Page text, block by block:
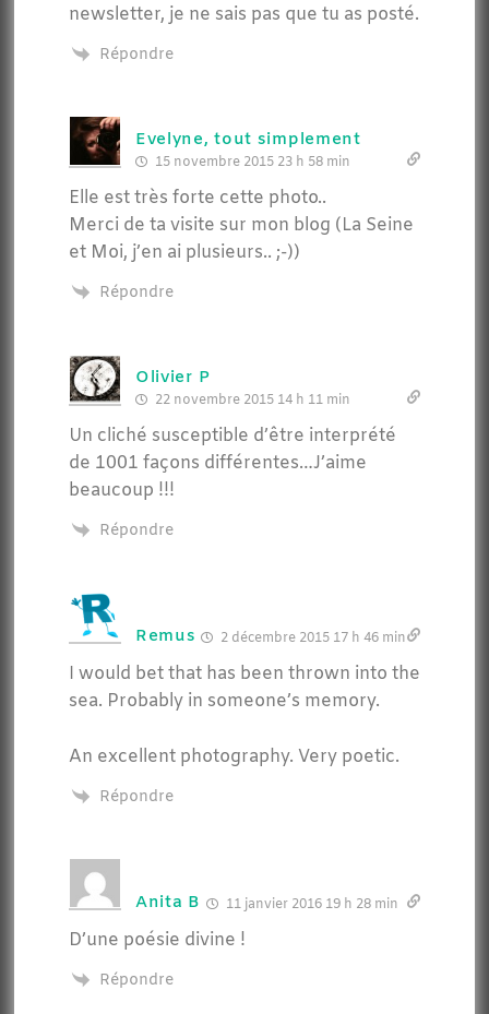
newsletter, je ne sais pas que tu as posté.
Répondre
Evelyne, tout simplement
15 novembre 2015 23 h 58 min
Elle est très forte cette photo..
Merci de ta visite sur mon blog (La Seine
et Moi, j’en ai plusieurs.. ;-))
Répondre
Olivier P
22 novembre 2015 14 h 11 min
Un cliché susceptible d’être interprété
de 1001 façons différentes…J’aime
beaucoup !!!
Répondre
Remus 2 décembre 2015 17 h 46 min
I would bet that has been thrown into the
sea. Probably in someone’s memory.
An excellent photography. Very poetic.
Répondre
Anita B 11 janvier 2016 19 h 28 min
D’une poésie divine !
Répondre